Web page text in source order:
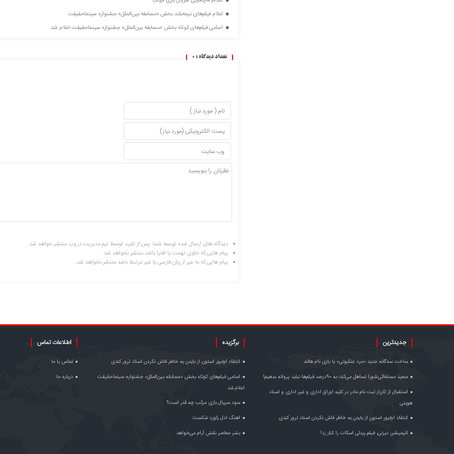
اعلام فیلم‌های نیمه‌بلند بخش «مسابقه بین‌الملل» جشنواره سینماحقیقت
اسامی فیلم‌های کوتاه بخش «مسابقه بین‌الملل» جشنواره سینماحقیقت اعلام شد
تعداد دیدگاه : 0
دیدگاه های ارسال شده توسط شما، پس از تایید توسط تیم مدیریت در وب منتشر خواهد شد.
پیام هایی که حاوی تهمت یا افترا باشد منتشر نخواهد شد.
پیام هایی که به غیر از زبان فارسی یا غیر مرتبط باشد منتشر نخواهد شد.
جدیدترین
ساخت سه‌گانه جدید «مرد عنکبوتی» با بازی تام هالند
سعید مستغاثی:شورا تساهل می‌کند؛ به ۹۰درصد فیلم‌ها نباید پروانه بدهیم!
استقبال از کارزار ثبت نام مادر در کلیه اوراق اداری و غیر اداری و اسناد
هویتی
انتقاد اولیور استون از بایدن به خاطر فاش نکردن اسناد ترور کندی
انیمیشن دیزنی، فیلم ریدلی اسکات را کنار زد!
برگزیده
انتقاد اولیور استون از بایدن به خاطر فاش نکردن اسناد ترور کندی
اسامی فیلم‌های کوتاه بخش «مسابقه بین‌الملل» جشنواره سینماحقیقت
اعلام شد
سود سریال بازی مرکب چه قدر است؟
اهنگ ادل رکورد شکست
بشر معاصر نقش آرام می‌خواهد
اطلاعات تماس
تماس با ما
درباره ما